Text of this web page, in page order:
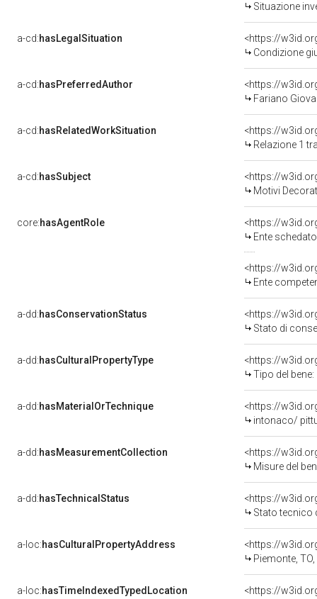
Situazione
a-cd:hasLegalSituation
<https://
Condizione
a-cd:hasPreferredAuthor
<https://
Fariano
a-cd:hasRelatedWorkSituation
Relazione 1
a-cd:hasSubject
<https://
Motivi
core:hasAgentRole
<https://
Ente schedatore
<https://
Ente
a-dd:hasConservationStatus
<https://
Stato di
a-dd:hasCulturalPropertyType
<https://
Tipo del
a-dd:hasMaterialOrTechnique
<https://
intonaco/
a-dd:hasMeasurementCollection
<https://
Misure del
a-dd:hasTechnicalStatus
<https://
Stato tecnico
a-loc:hasCulturalPropertyAddress
<https://
Piemonte,
a-loc:hasTimeIndexedTypedLocation
<https://